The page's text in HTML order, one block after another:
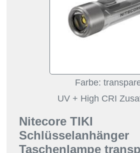
Farbe:
UV + High CRI
Nitecore TIKI
Schlüsselanhänger
Taschenlampe